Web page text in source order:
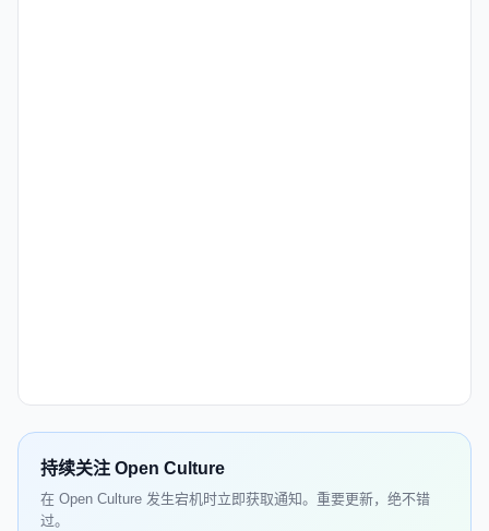
持续关注 Open Culture
在 Open Culture 发生宕机时立即获取通知。重要更新，绝不错
过。